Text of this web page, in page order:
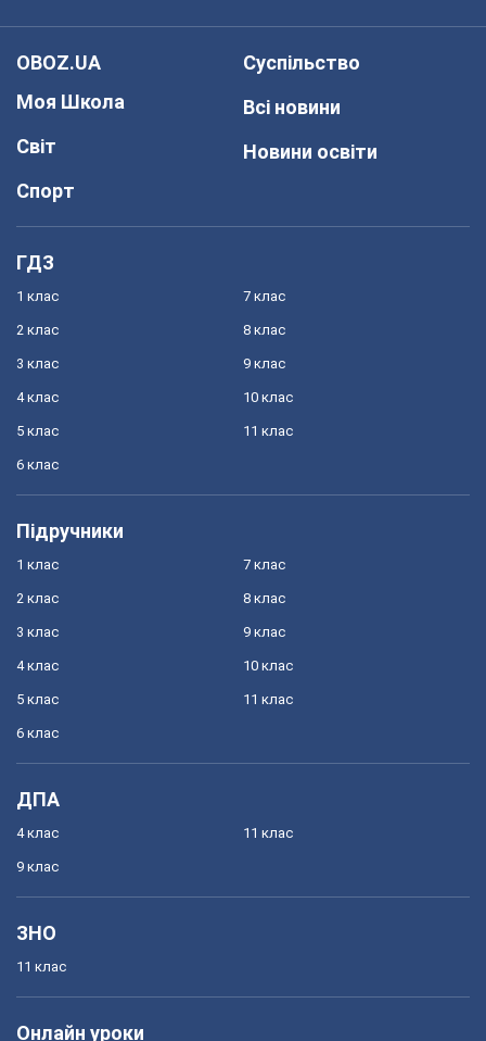
OBOZ.UA
Моя Школа
Світ
Спорт
Суспільство
Всі новини
Новини освіти
ГДЗ
1 клас
2 клас
3 клас
4 клас
5 клас
6 клас
7 клас
8 клас
9 клас
10 клас
11 клас
Підручники
1 клас
2 клас
3 клас
4 клас
5 клас
6 клас
7 клас
8 клас
9 клас
10 клас
11 клас
ДПА
4 клас
9 клас
11 клас
ЗНО
11 клас
Онлайн уроки